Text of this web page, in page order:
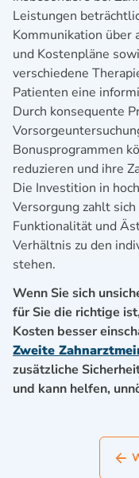
Leistungen
Kommunikation
und Kostenpläne
verschiedene
Patienten eine
Durch konsequente
Bonusprogrammen
reduzieren und ihre
Die Investition in
Versorgung zahlt
Funktionalität und
Verhältnis zu den
stehen.
Wenn Sie sich
für Sie die richtige
Kosten besser
Zweite
zusätzliche
und kann helfen,